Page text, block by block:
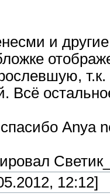
и другие
Всё
спасибо Anya
12:12]